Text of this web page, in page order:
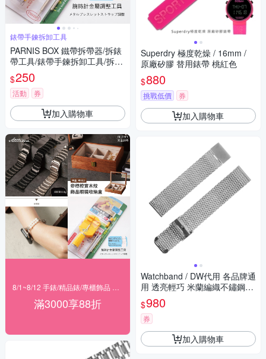
錶帶手鍊拆卸工具
PARNIS BOX 鐵帶拆帶器/拆錶
帶工具/錶帶手鍊拆卸工具/拆帶
器/單售 維修手錶DIY #工具02
$250
活動 券
加入購物車
滿3000享88折
Superdry 極度乾燥 / 16mm /
原廠矽膠 替用錶帶 桃紅色
$880
挑戰低價 券
加入購物車
Watchband / DW代用 各品牌通
用 透亮輕巧 米蘭編織不鏽鋼錶
帶 銀色
$980
券
加入購物車